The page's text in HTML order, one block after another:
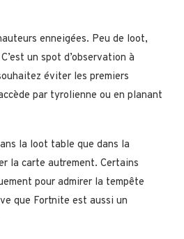
enneigées. Peu de loot,
un spot d’observation à
éviter les premiers
par tyrolienne ou en planant
la loot table que dans la
la carte autrement. Certains
pour admirer la tempête
que Fortnite est aussi un